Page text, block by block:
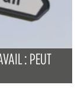
: PEUT